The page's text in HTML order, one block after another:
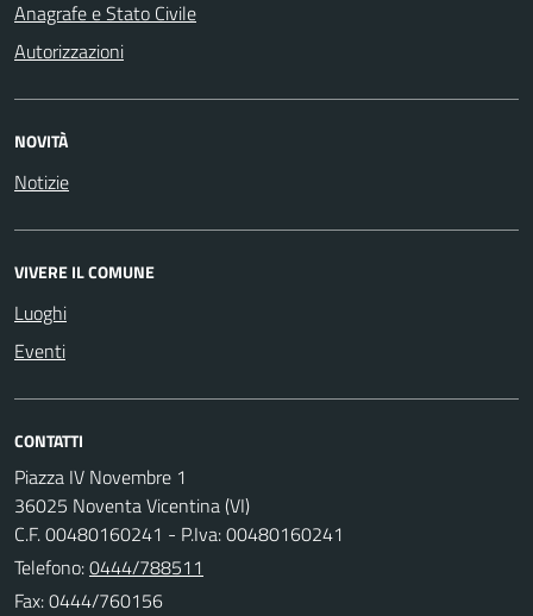
Anagrafe e Stato Civile
Autorizzazioni
NOVITÀ
Notizie
VIVERE IL COMUNE
Luoghi
Eventi
CONTATTI
Piazza IV Novembre 1
36025 Noventa Vicentina (VI)
C.F. 00480160241 - P.Iva: 00480160241
Telefono:0444/788511
Fax: 0444/760156